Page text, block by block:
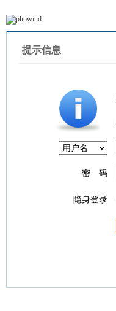
提示信息
密 码
隐身登录